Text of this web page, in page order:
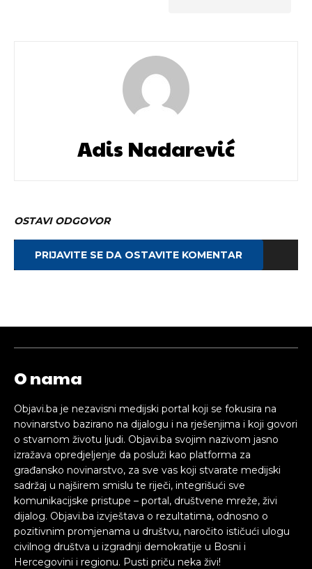
Adis Nadarević
OSTAVI ODGOVOR
PRIJAVITE SE DA OSTAVITE KOMENTAR
O nama
Objavi.ba je nezavisni medijski portal koji se fokusira na
novinarstvo bazirano na dijalogu i na rješenjima i koji govori
o stvarnom životu ljudi. Objavi.ba svojim nazivom jasno
izražava opredjeljenje da posluži kao platforma za
građansko novinarstvo, za sve vas koji stvarate medijski
sadržaj u najširem smislu te riječi, integrišući sve
komunikacijske pristupe – portal, društvene mreže, živi
dijalog. Objavi.ba izvještava o rezultatima, odnosno o
pozitivnim promjenama u društvu, naročito ističući ulogu
civilnog društva u izgradnji demokratije u Bosni i
Hercegovini i regionu. Pusti priču neka živi!